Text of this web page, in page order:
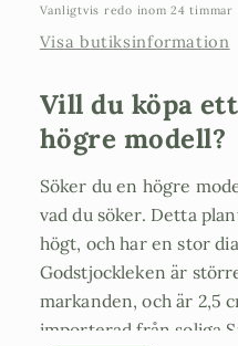
Vanligtvis redo inom 24 timmar
Visa butiksinformation
Vill du köpa
högre modell?
Söker du en högre
vad du söker. Detta
högt, och har en stor
Godstjockleken är
markanden, och är 2,5
importerad från soliga